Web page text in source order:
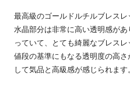
最高級のゴールドルチルブレスレ
水晶部分は非常に高い透明感が
っていて、とても綺麗なブレスレ
値段の基準にもなる透明度の高
して気品と高級感が感じられます。